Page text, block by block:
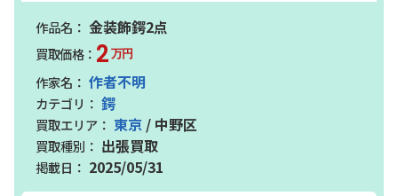
金装飾鍔2点
2万円
作者不明
鍔
東京 / 中野区
出張買取
2025/05/31